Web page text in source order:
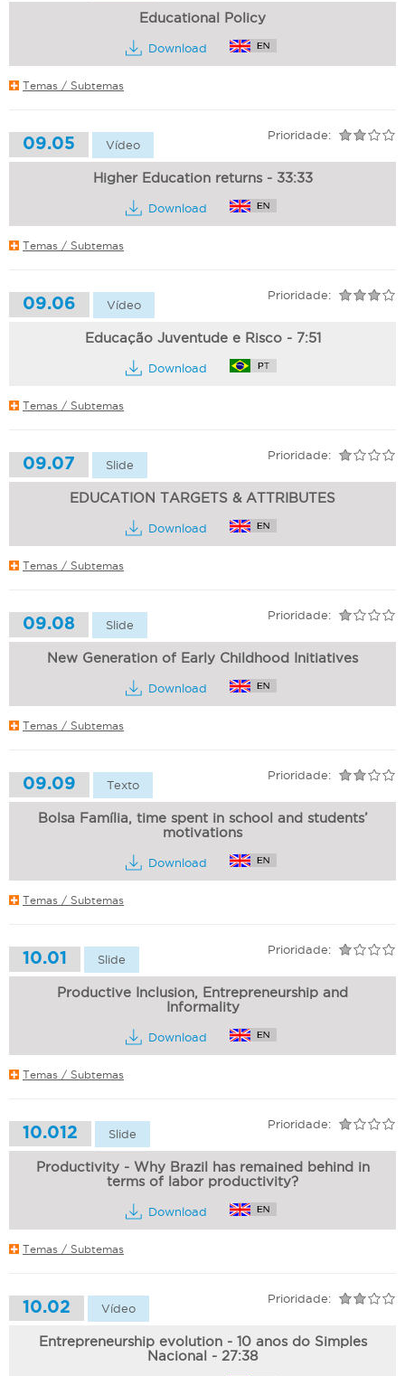
Educational Policy
Download
Temas / Subtemas
09.05 Vídeo
Prioridade:
Higher Education returns - 33:33
Download
Temas / Subtemas
09.06 Vídeo
Prioridade:
Educação Juventude e Risco - 7:51
Download
Temas / Subtemas
09.07 Slide
Prioridade:
EDUCATION TARGETS & ATTRIBUTES
Download
Temas / Subtemas
09.08 Slide
Prioridade:
New Generation of Early Childhood Initiatives
Download
Temas / Subtemas
09.09 Texto
Prioridade:
Bolsa Família, time spent in school and students’
motivations
Download
Temas / Subtemas
10.01 Slide
Prioridade:
Productive Inclusion, Entrepreneurship and
Informality
Download
Temas / Subtemas
10.012 Slide
Prioridade:
Productivity - Why Brazil has remained behind in
terms of labor productivity?
Download
Temas / Subtemas
10.02 Vídeo
Prioridade:
Entrepreneurship evolution - 10 anos do Simples
Nacional - 27:38